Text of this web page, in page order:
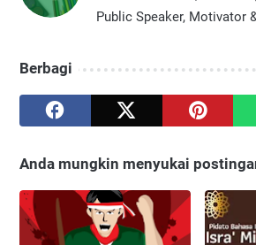
Public Speaker, Motivator
Berbagi
Anda mungkin menyukai